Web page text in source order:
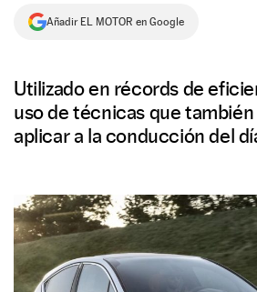
Añadir EL MOTOR en Google
Utilizado en récords de
uso de técnicas que
aplicar a la conducción del